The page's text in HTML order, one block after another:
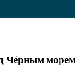
Чёрным